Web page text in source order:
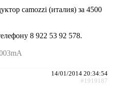
camozzi (италия) за 4500
8 922 53 92 578.
14/01/2014 20:34:54
#1919187